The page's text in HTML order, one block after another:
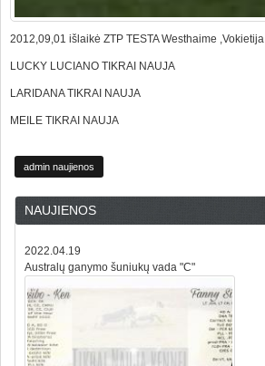
2012,09,01 išlaikė ZTP TESTA Westhaime ,Vokietija
LUCKY LUCIANO TIKRAI NAUJA
LARIDANA TIKRAI NAUJA
MEILE TIKRAI NAUJA
admin naujienos
NAUJIENOS
2022.04.19
Australų ganymo šuniukų vada "C"